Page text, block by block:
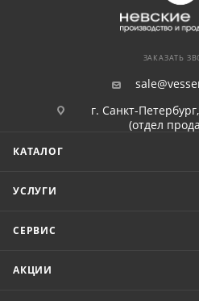
ЗАКАЗАТЬ
г. Санкт-
(отдел
КАТАЛОГ
УСЛУГИ
СЕРВИС
АКЦИИ